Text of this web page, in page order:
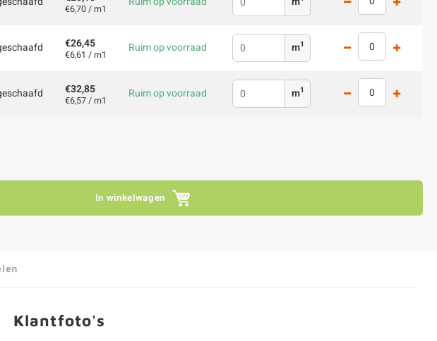
€6,70 / m1
€26,45
€6,61 / m1 Ruim op voorraad m1
€32,85
€6,57 / m1 Ruim op voorraad m1
In winkelwagen
Klantfoto's